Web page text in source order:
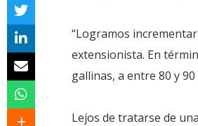
“Logramos
extensionista. En
gallinas, a entre 80 y
Lejos de tratarse de